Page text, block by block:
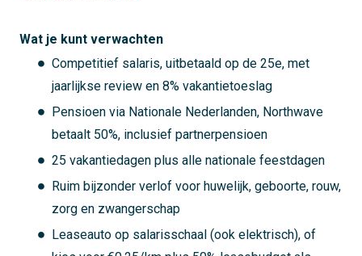
Wat je kunt verwachten
Competitief salaris, uitbetaald op de 25e, met
jaarlijkse review en 8% vakantietoeslag
Pensioen via Nationale Nederlanden, Northwave
betaalt 50%, inclusief partnerpensioen
25 vakantiedagen plus alle nationale feestdagen
Ruim bijzonder verlof voor huwelijk, geboorte, rouw,
zorg en zwangerschap
Leaseauto op salarisschaal (ook elektrisch), of